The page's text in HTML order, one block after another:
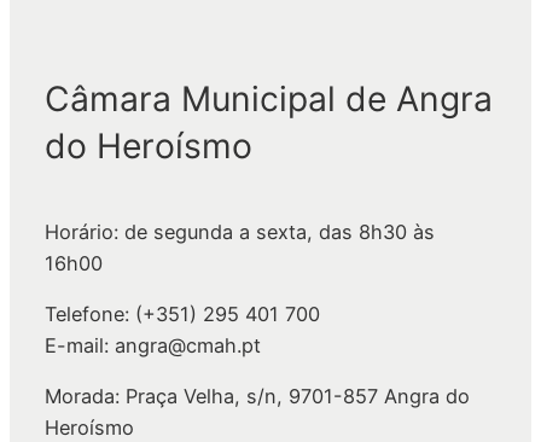
Câmara Municipal de Angra
do Heroísmo
Horário: de segunda a sexta, das 8h30 às
16h00
Telefone: (+351) 295 401 700
E-mail: angra@cmah.pt
Morada: Praça Velha, s/n, 9701-857 Angra do
Heroísmo